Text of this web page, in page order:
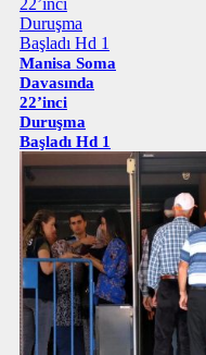
Manisa Soma
Davasında
22’inci
Duruşma
Başladı Hd 1